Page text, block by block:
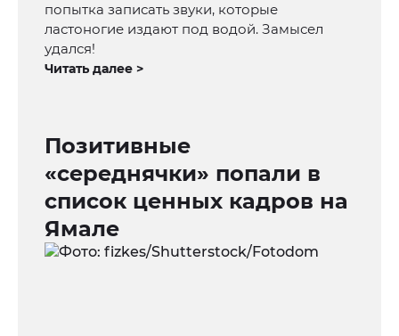
попытка записать звуки, которые
ластоногие издают под водой. Замысел
удался!
Читать далее >
Позитивные
«середнячки» попали в
список ценных кадров на
Ямале